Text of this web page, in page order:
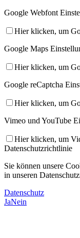
Google Webfont
Hier klicken, um
Google Maps
Hier klicken, um
Google reCaptcha
Hier klicken, um
Vimeo und YouTube
Hier klicken, um
Datenschutzrichtlinie
Sie können unsere
in unseren
Datenschutz
JaNein